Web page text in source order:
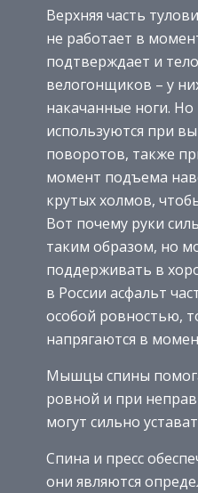
Верхняя часть
не работает в
подтверждает и
велогонщиков – у
накачанные ноги. Но
используются при
поворотов, также
момент подъема
крутых холмов,
Вот почему руки
таким образом, но
поддерживать в
в России асфальт
особой ровностью,
напрягаются в
Мышцы спины
ровной и при
могут сильно
Спина и пресс
они являются